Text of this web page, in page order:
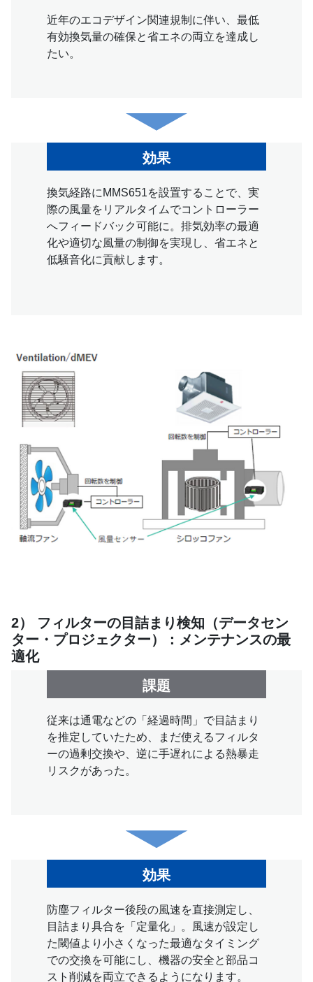
近年のエコデザイン関連規制に伴い、最低
有効換気量の確保と省エネの両立を達成し
たい。
効果
換気経路にMMS651を設置することで、実
際の風量をリアルタイムでコントローラー
へフィードバック可能に。排気効率の最適
化や適切な風量の制御を実現し、省エネと
低騒音化に貢献します。
2） フィルターの目詰まり検知（データセン
ター・プロジェクター）：メンテナンスの最
適化
課題
従来は通電などの「経過時間」で目詰まり
を推定していたため、まだ使えるフィルタ
ーの過剰交換や、逆に手遅れによる熱暴走
リスクがあった。
効果
防塵フィルター後段の風速を直接測定し、
目詰まり具合を「定量化」。風速が設定し
た閾値より小さくなった最適なタイミング
での交換を可能にし、機器の安全と部品コ
スト削減を両立できるようになります。